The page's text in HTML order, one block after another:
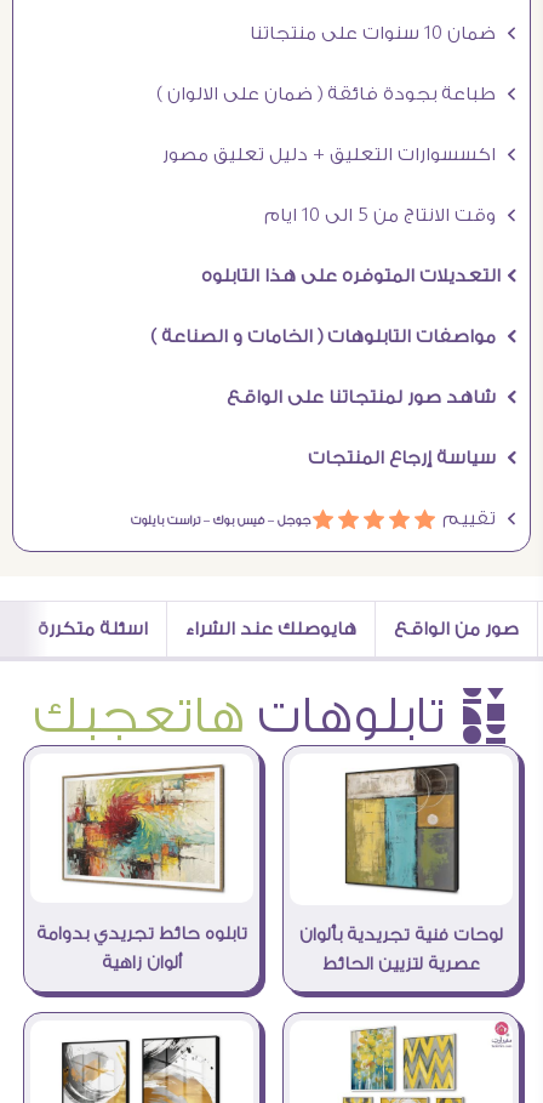
Ö ضمان 10 سنوات على منتجاتنا
Ö طباعة بجودة فائقة ( ضمان على الالوان )
Ö اكسسوارات التعليق + دليل تعليق مصور
Ö وقت الانتاج من 5 الى 10 ايام
Ö التعديلات المتوفره على هذا التابلوه
Ö مواصفات التابلوهات ( الخامات و الصناعة )
Ö شاهد صور لمنتجاتنا على الواقع
Ö سياسة إرجاع المنتجات
Ö تقييم áááááجوجل –فيس بوك –تراست بايلوت
صور من الواقع هايوصلك عند الشراء اسئلة متكررة
è تابلوهات هاتعجبك
لوحات فنية تجريدية بألوان
عصرية لتزيين الحائط
تابلوه حائط تجريدي بدوامة
ألوان زاهية